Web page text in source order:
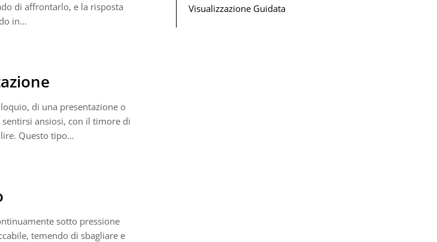
di affrontarlo, e la risposta
in…
di una presentazione o
ansiosi, con il timore di
Questo tipo…
sotto pressione
temendo di sbagliare e
Visualizzazione Guidata